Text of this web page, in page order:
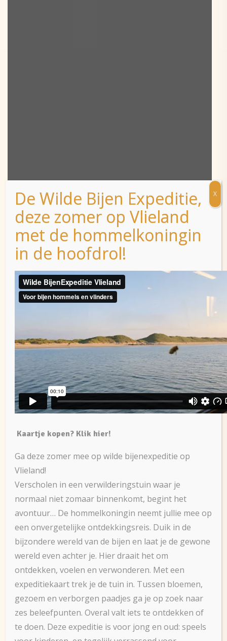
De Wilde Bijen Expeditie,
deze zomer op Vlieland
met de hommelkoningin
in de hoofdrol!
Kaartje kopen? Klik hier!
Ga deze zomer mee op wilde bijenexpeditie op
Vlieland!
Verscholen in een verwilderingstuin waar je
normaal niet zomaar binnenkomt, begint het
avontuur… De hommelkoningin neemt jullie mee op
een onvergetelijke ontdekkingsreis. Duik in de
bijzondere wereld van de bijen en laat je de gewone
wereld even achter je. Hier draait het om
ontdekken, voelen en verwonderen. Met een
expeditiekaart trek je de tuin in. Tussen bloemen,
gezoem en verborgen paadjes ga je op zoek naar
zes beleefpunten. Overal valt iets te ontdekken of
te doen. Deze expeditie is voor jong en oud: speels
X